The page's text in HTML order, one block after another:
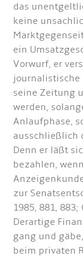
das
keine
ein
Vorwurf, er
journalistische
seine Zeitung
werden,
Anlaufphase,
ausschließlich
Denn er läßt
bezahlen,
zur
1985, 881, 883;
Derartige
gang und
beim privaten